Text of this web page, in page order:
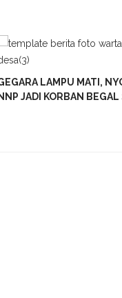
LAMPU MATI,
JADI KORBAN BEGAL